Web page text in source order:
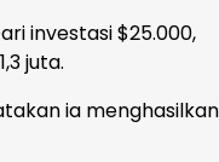
investasi $25.000,
juta.
ia menghasilkan